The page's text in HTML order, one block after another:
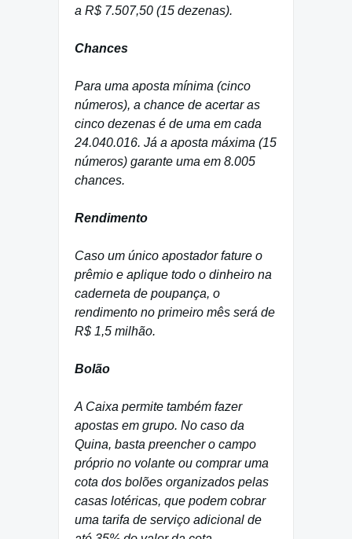
a R$ 7.507,50 (15 dezenas).
Chances
Para uma aposta mínima (cinco
números), a chance de acertar as
cinco dezenas é de uma em cada
24.040.016. Já a aposta máxima (15
números) garante uma em 8.005
chances.
Rendimento
Caso um único apostador fature o
prêmio e aplique todo o dinheiro na
caderneta de poupança, o
rendimento no primeiro mês será de
R$ 1,5 milhão.
Bolão
A Caixa permite também fazer
apostas em grupo. No caso da
Quina, basta preencher o campo
próprio no volante ou comprar uma
cota dos bolões organizados pelas
casas lotéricas, que podem cobrar
uma tarifa de serviço adicional de